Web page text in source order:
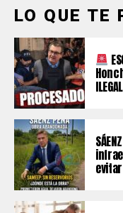
LO QUE TE
ILEGAL